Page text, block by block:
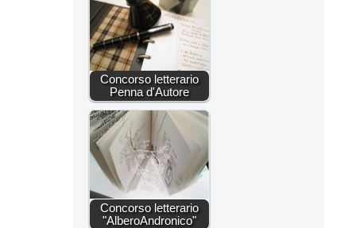
Concorso letterario
Penna d'Autore
Concorso letterario
"AlberoAndronico"